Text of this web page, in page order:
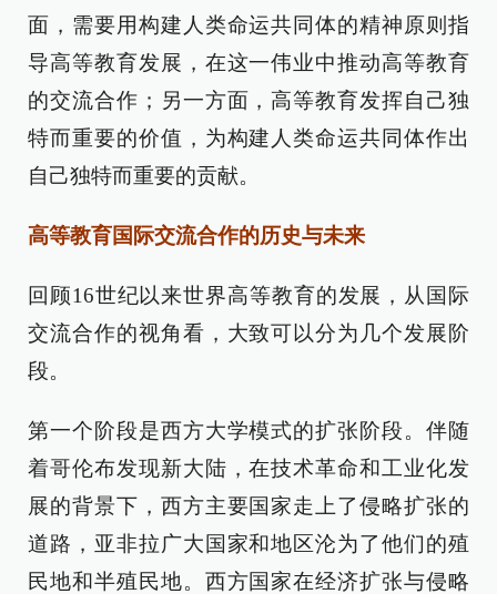
面，需要用构建人类命运共同体的精神原则指
导高等教育发展，在这一伟业中推动高等教育
的交流合作；另一方面，高等教育发挥自己独
特而重要的价值，为构建人类命运共同体作出
自己独特而重要的贡献。
高等教育国际交流合作的历史与未来
回顾16世纪以来世界高等教育的发展，从国际
交流合作的视角看，大致可以分为几个发展阶
段。
第一个阶段是西方大学模式的扩张阶段。伴随
着哥伦布发现新大陆，在技术革命和工业化发
展的背景下，西方主要国家走上了侵略扩张的
道路，亚非拉广大国家和地区沦为了他们的殖
民地和半殖民地。西方国家在经济扩张与侵略